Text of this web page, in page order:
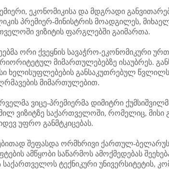
ეკონომიკისა და მდგრადი
პრემიერ-მინისტრის მოადგილეს,
ვიზიტის ფარგლებში გაიმართა.
ორი ქვეყნის სავაჭრო-ეკონომიკური
მიმართულებებზე ისაუბრეს.
ხელისუფლებების განსაკუთრებულ
მიმართულებით.
ვიცე-პრემიერმა დიმიტრი
ვიზიტზე საქართველოში, რომელიც, მისი
უფრო განმტკიცებას.
შეფასდა ორმხრივი ქართულ-
ამწყობი საწარმოს ამოქმედებას
ტექნიკური უნივერსიტეტის,